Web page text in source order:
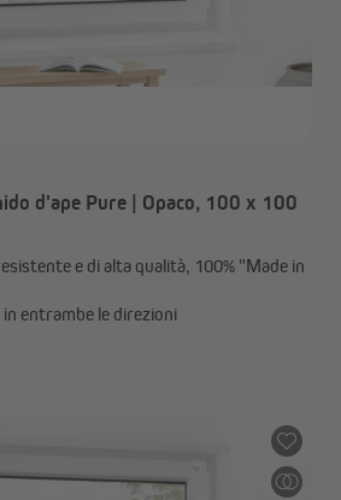
d'ape Pure | Opaco, 100 x 100
e di alta qualità, 100% "Made in
entrambe le direzioni